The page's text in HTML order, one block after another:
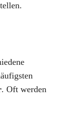
. Oft werden